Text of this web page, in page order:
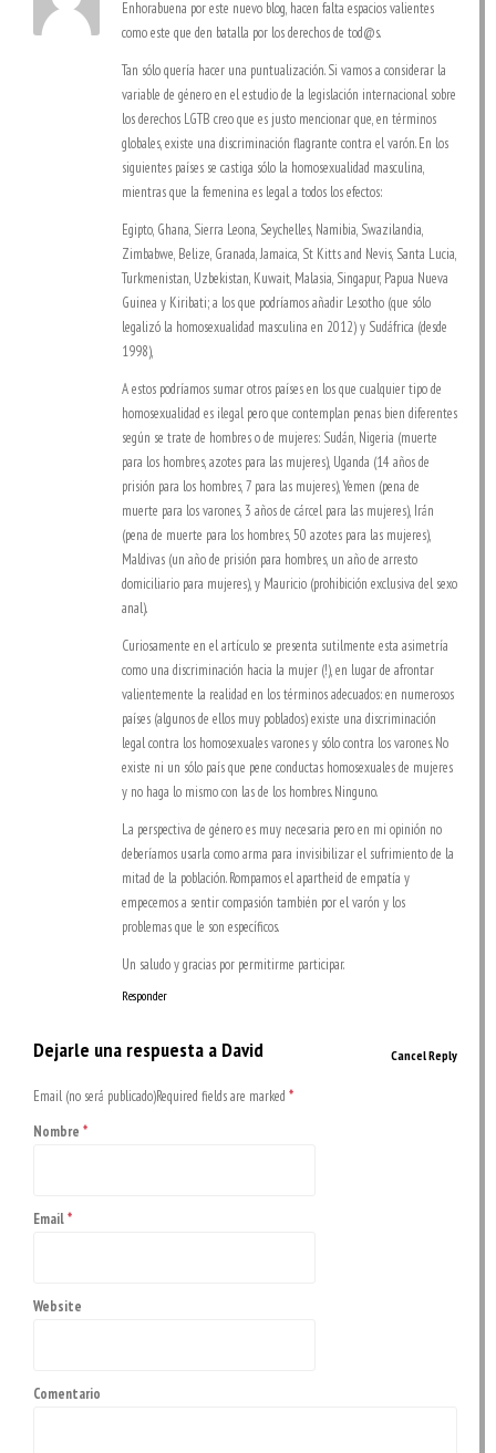
Enhorabuena por este nuevo blog, hacen falta espacios valientes
como este que den batalla por los derechos de tod@s.
Tan sólo quería hacer una puntualización. Si vamos a considerar la
variable de género en el estudio de la legislación internacional sobre
los derechos LGTB creo que es justo mencionar que, en términos
globales, existe una discriminación flagrante contra el varón. En los
siguientes países se castiga sólo la homosexualidad masculina,
mientras que la femenina es legal a todos los efectos:
Egipto, Ghana, Sierra Leona, Seychelles, Namibia, Swazilandia,
Zimbabwe, Belize, Granada, Jamaica, St Kitts and Nevis, Santa Lucia,
Turkmenistan, Uzbekistan, Kuwait, Malasia, Singapur, Papua Nueva
Guinea y Kiribati; a los que podríamos añadir Lesotho (que sólo
legalizó la homosexualidad masculina en 2012) y Sudáfrica (desde
1998),
A estos podríamos sumar otros países en los que cualquier tipo de
homosexualidad es ilegal pero que contemplan penas bien diferentes
según se trate de hombres o de mujeres: Sudán, Nigeria (muerte
para los hombres, azotes para las mujeres), Uganda (14 años de
prisión para los hombres, 7 para las mujeres), Yemen (pena de
muerte para los varones, 3 años de cárcel para las mujeres), Irán
(pena de muerte para los hombres, 50 azotes para las mujeres),
Maldivas (un año de prisión para hombres, un año de arresto
domiciliario para mujeres), y Mauricio (prohibición exclusiva del sexo
anal).
Curiosamente en el artículo se presenta sutilmente esta asimetría
como una discriminación hacia la mujer (!), en lugar de afrontar
valientemente la realidad en los términos adecuados: en numerosos
países (algunos de ellos muy poblados) existe una discriminación
legal contra los homosexuales varones y sólo contra los varones. No
existe ni un sólo país que pene conductas homosexuales de mujeres
y no haga lo mismo con las de los hombres. Ninguno.
La perspectiva de género es muy necesaria pero en mi opinión no
deberíamos usarla como arma para invisibilizar el sufrimiento de la
mitad de la población. Rompamos el apartheid de empatía y
empecemos a sentir compasión también por el varón y los
problemas que le son específicos.
Un saludo y gracias por permitirme participar.
Responder
Dejarle una respuesta a David Cancel Reply
Email (no será publicado)Required fields are marked *
Nombre *
Email*
Website
Comentario